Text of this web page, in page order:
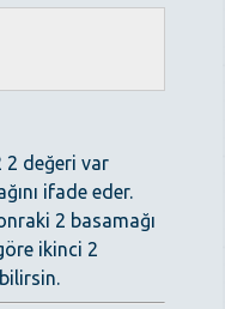
değeri var
ifade eder.
2 basamağı
ikinci 2